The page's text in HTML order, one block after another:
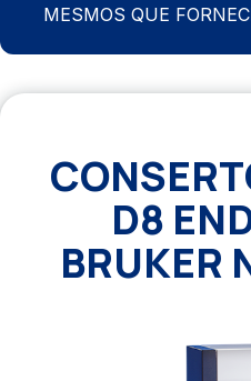
MESMOS QUE
D8
BRUKER